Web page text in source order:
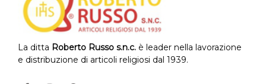
La ditta Roberto Russo s.n.c. è leader nella lavorazione
e distribuzione di articoli religiosi dal 1939.